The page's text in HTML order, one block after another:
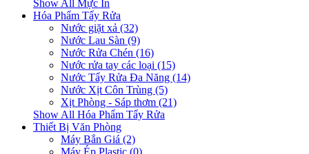
Show All Mực In
Hóa Phẩm Tẩy Rửa
Nước giặt xả (32)
Nước Lau Sàn (9)
Nước Rửa Chén (16)
Nước rửa tay các loại (15)
Nước Tẩy Rửa Đa Năng (14)
Nước Xịt Côn Trùng (5)
Xịt Phòng - Sáp thơm (21)
Show All Hóa Phẩm Tẩy Rửa
Thiết Bị Văn Phòng
Máy Bắn Giá (2)
Máy Ép Plastic (0)